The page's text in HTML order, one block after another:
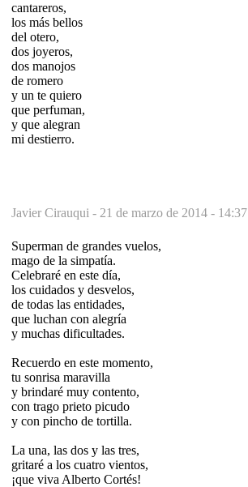
cantareros,
los más bellos
del otero,
dos joyeros,
dos manojos
de romero
y un te quiero
que perfuman,
y que alegran
mi destierro.
Javier Cirauqui - 21 de marzo de 2014 - 14:37
Superman de grandes vuelos,
mago de la simpatía.
Celebraré en este día,
los cuidados y desvelos,
de todas las entidades,
que luchan con alegría
y muchas dificultades.
Recuerdo en este momento,
tu sonrisa maravilla
y brindaré muy contento,
con trago prieto picudo
y con pincho de tortilla.
La una, las dos y las tres,
gritaré a los cuatro vientos,
¡que viva Alberto Cortés!